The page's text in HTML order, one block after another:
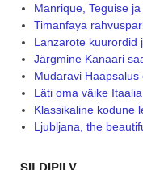
Manrique, Teguise
Timanfaya
Lanzarote kuurordid
Järgmine Kanaari
Mudaravi
Läti oma väike
Klassikaline kodune
Ljubljana, the